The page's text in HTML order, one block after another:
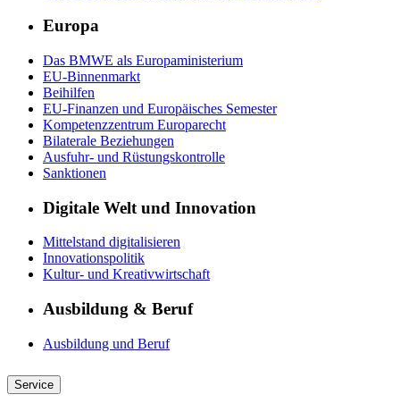
Europa
Das BMWE als Europaministerium
EU-Binnenmarkt
Beihilfen
EU-Finanzen und Europäisches Semester
Kompetenzzentrum Europarecht
Bilaterale Beziehungen
Ausfuhr- und Rüstungskontrolle
Sanktionen
Digitale Welt und Innovation
Mittelstand digitalisieren
Innovationspolitik
Kultur- und Kreativwirtschaft
Ausbildung & Beruf
Ausbildung und Beruf
Service